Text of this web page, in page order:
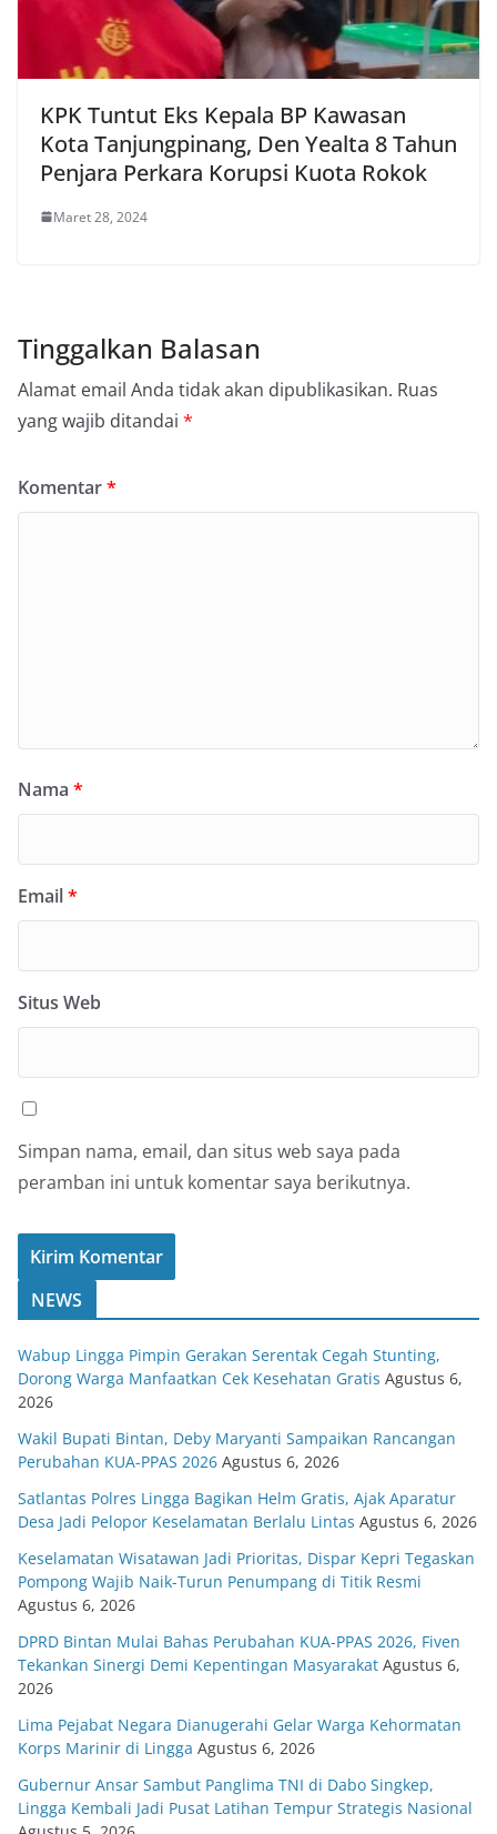
KPK Tuntut Eks Kepala BP Kawasan
Kota Tanjungpinang, Den Yealta 8 Tahun
Penjara Perkara Korupsi Kuota Rokok
Maret 28, 2024
Tinggalkan Balasan
Alamat email Anda tidak akan dipublikasikan. Ruas
yang wajib ditandai *
Komentar*
Nama *
Email*
Situs Web
Simpan nama, email, dan situs web saya pada
peramban ini untuk komentar saya berikutnya.
NEWS
Wabup Lingga Pimpin Gerakan Serentak Cegah Stunting,
Dorong Warga Manfaatkan Cek Kesehatan Gratis Agustus 6,
2026
Wakil Bupati Bintan, Deby Maryanti Sampaikan Rancangan
Perubahan KUA-PPAS 2026 Agustus 6, 2026
Satlantas Polres Lingga Bagikan Helm Gratis, Ajak Aparatur
Desa Jadi Pelopor Keselamatan Berlalu Lintas Agustus 6, 2026
Keselamatan Wisatawan Jadi Prioritas, Dispar Kepri Tegaskan
Pompong Wajib Naik-Turun Penumpang di Titik Resmi
Agustus 6, 2026
DPRD Bintan Mulai Bahas Perubahan KUA-PPAS 2026, Fiven
Tekankan Sinergi Demi Kepentingan Masyarakat Agustus 6,
2026
Lima Pejabat Negara Dianugerahi Gelar Warga Kehormatan
Korps Marinir di Lingga Agustus 6, 2026
Gubernur Ansar Sambut Panglima TNI di Dabo Singkep,
Lingga Kembali Jadi Pusat Latihan Tempur Strategis Nasional